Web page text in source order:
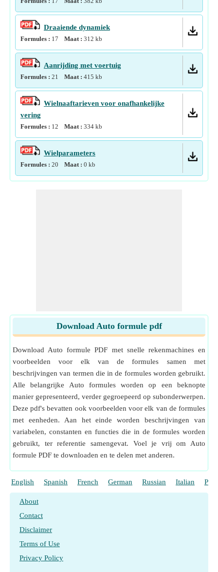
Draaiende dynamiek
Formules : 17 Maat : 312 kb
Aanrijding met voertuig
Formules : 21 Maat : 415 kb
Wielnaaftarieven voor onafhankelijke
vering
Formules : 12 Maat : 334 kb
Wielparameters
Formules : 20 Maat : 0 kb
Download Auto formule pdf
Download Auto formule PDF met snelle rekenmachines en
voorbeelden voor elk van de formules samen met
beschrijvingen van termen die in de formules worden gebruikt.
Alle belangrijke Auto formules worden op een beknopte
manier gepresenteerd, verder gegroepeerd op subonderwerpen.
Deze pdf's bevatten ook voorbeelden voor elk van de formules
met eenheden. Aan het einde worden beschrijvingen van
variabelen, constanten en functies die in de formules worden
gebruikt, ter referentie samengevat. Voel je vrij om Auto
formule PDF te downloaden en te delen met anderen.
English Spanish French German Russian Italian
About
Contact
Disclaimer
Terms of Use
Privacy Policy